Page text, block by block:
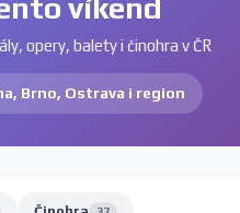
víkend
opery, balety i činohra v ČR
Brno, Ostrava i region